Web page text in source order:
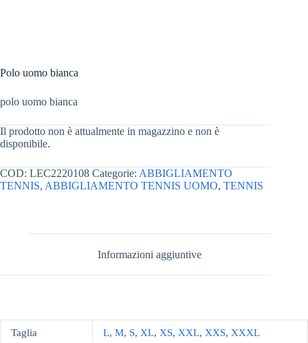
Polo uomo bianca
polo uomo bianca
Il prodotto non è attualmente in magazzino e non è
disponibile.
COD: LEC2220108 Categorie: ABBIGLIAMENTO
TENNIS, ABBIGLIAMENTO TENNIS UOMO, TENNIS
Informazioni aggiuntive
Taglia L, M, S, XL, XS, XXL, XXS, XXXL